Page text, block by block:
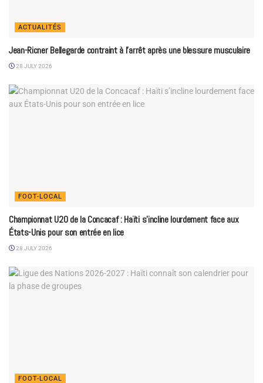
ACTUALITÉS
Jean-Ricner Bellegarde contraint à l’arrêt après une blessure musculaire
28 JULY 2026
FOOT-LOCAL
Championnat U20 de la Concacaf : Haïti s’incline lourdement face aux
États-Unis pour son entrée en lice
28 JULY 2026
FOOT-LOCAL